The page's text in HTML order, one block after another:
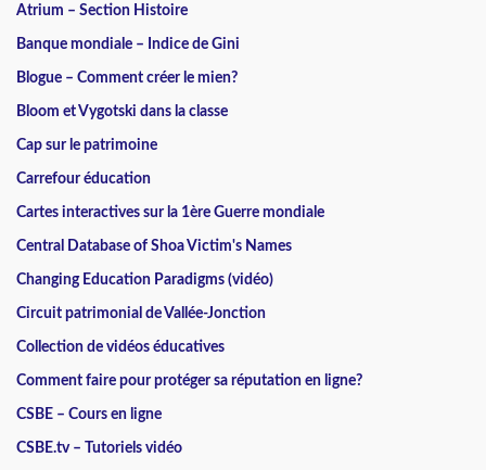
Atrium – Section Histoire
Banque mondiale – Indice de Gini
Blogue – Comment créer le mien?
Bloom et Vygotski dans la classe
Cap sur le patrimoine
Carrefour éducation
Cartes interactives sur la 1ère Guerre mondiale
Central Database of Shoa Victim's Names
Changing Education Paradigms (vidéo)
Circuit patrimonial de Vallée-Jonction
Collection de vidéos éducatives
Comment faire pour protéger sa réputation en ligne?
CSBE – Cours en ligne
CSBE.tv – Tutoriels vidéo